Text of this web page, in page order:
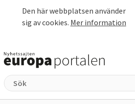
Den här webbplatsen använder
sig av cookies. Mer information